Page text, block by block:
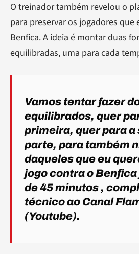
O treinador também revelou o
para preservar os jogadores que
Benfica. A ideia é montar duas
equilibradas, uma para cada
Vamos tentar fazer
equilibrados, quer
primeira, quer para a
parte, para também
daqueles que eu
jogo contra o
de45 minutos,
técnico ao Canal
(Youtube).